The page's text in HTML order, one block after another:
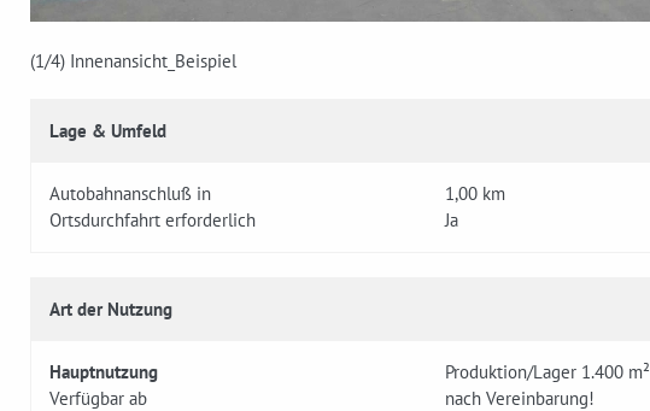
(1/4) Innenansicht_Beispiel
Lage & Umfeld
Autobahnanschluß in
1,00 km
Ortsdurchfahrt erforderlich
Ja
Art der Nutzung
Hauptnutzung
Produktion/Lager 1.400 m²
Verfügbar ab
nach Vereinbarung!